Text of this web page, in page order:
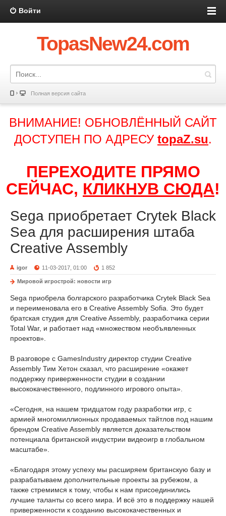
Войти
TopasNew24.com
Полная версия сайта
ВНИМАНИЕ! ОБНОВЛЁННЫЙ САЙТ
ДОСТУПЕН ПО АДРЕСУ topaZ.su.
ПЕРЕХОДИТЕ ПРЯМО
СЕЙЧАС, КЛИКНУВ СЮДА!
Sega приобретает Crytek Black
Sea для расширения штаба
Creative Assembly
igor 11-03-2017, 01:00 1 852
Мировой игрострой: новости игр
Sega приобрела болгарского разработчика Crytek Black Sea
и переименовала его в Creative Assembly Sofia. Это будет
братская студия для Creative Assembly, разработчика серии
Total War, и работает над «множеством необъявленных
проектов».
В разговоре с GamesIndustry директор студии Creative
Assembly Тим Хетон сказал, что расширение «окажет
поддержку приверженности студии в создании
высококачественного, подлинного игрового опыта».
«Сегодня, на нашем тридцатом году разработки игр, с
армией многомиллионных продаваемых тайтлов под нашим
брендом Creative Assembly является доказательством
потенциала британской индустрии видеоигр в глобальном
масштабе».
«Благодаря этому успеху мы расширяем британскую базу и
разрабатываем дополнительные проекты за рубежом, а
также стремимся к тому, чтобы к нам присоединились
лучшие таланты со всего мира. И всё это в поддержку нашей
приверженности к созданию высококачественных и